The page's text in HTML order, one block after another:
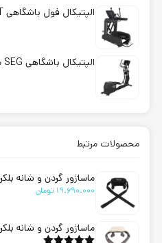
الپتیکال فول باشگاهی INSIGHT مدل RE5
الپتیکال باشگاهی SEG مدل EG-7509L
محصولات مرتبط
ماساژور گردن و شانه بلکر Belker مدل BL-N02
19.690.000 تومان
ماساژور گردن و شانه بلکر Belker مدل BL-8182